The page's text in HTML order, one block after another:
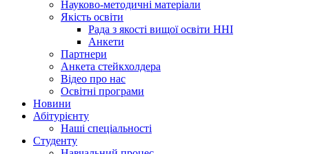
Науково-методичні матеріали
Якість освіти
Рада з якості вищої освіти ННІ
Анкети
Партнери
Анкета стейкхолдера
Відео про нас
Освітні програми
Hовини
Абітурієнту
Наші спеціальності
Студенту